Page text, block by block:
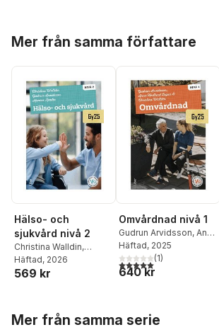
Mer från samma författare
Hälso- och
sjukvård nivå 2
Christina Walldin,
Gudrun Arvidsson
Monica Rautio
Häftad, 2026
569 kr
Omvårdnad nivå 1
Gudrun Arvidsson, Anna
Hedlund Leijon
Christina Walldin
Häftad, 2025
5,0utav 5 stjärnor.
(1)
640 kr
Mer från samma serie